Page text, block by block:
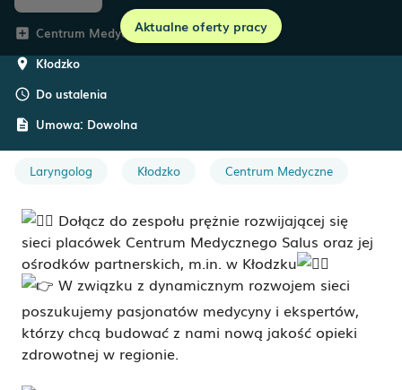
Aktualne oferty pracy
add_box Centrum Medyczne Salus
room Kłodzko
schedule Do ustalenia
description Umowa: Dowolna
Laryngolog Kłodzko Centrum Medyczne
Dołącz do zespołu prężnie rozwijającej się
sieci placówek Centrum Medycznego Salus oraz jej
ośrodków partnerskich, m.in. w Kłodzku
W związku z dynamicznym rozwojem sieci
poszukujemy pasjonatów medycyny i ekspertów,
którzy chcą budować z nami nową jakość opieki
zdrowotnej w regionie.